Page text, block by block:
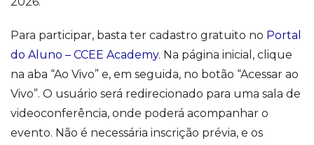
Para participar, basta ter cadastro gratuito no Portal
do Aluno – CCEE Academy. Na página inicial, clique
na aba “Ao Vivo” e, em seguida, no botão “Acessar ao
Vivo”. O usuário será redirecionado para uma sala de
videoconferência, onde poderá acompanhar o
evento. Não é necessária inscrição prévia, e os